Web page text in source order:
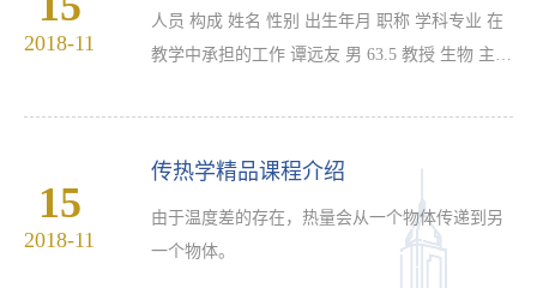
2018-11
人员 构成 姓名 性别 出生年月 职称 学科专业 在
教学中承担的工作 谭远友 男 63.5 教授 生物 主讲
助教 发育生物学 辅讲 刘传凤 女 75.12 讲师 微生
15
2018-11
传热学精品课程介绍
由于温度差的存在，热量会从一个物体传递到另
一个物体。